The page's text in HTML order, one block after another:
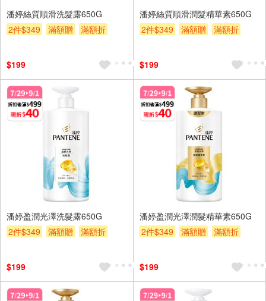
潘婷絲質順滑洗髮露650G
2件$349
滿額贈
滿額折
$199
潘婷絲質順滑潤髮精華素650G
2件$349
滿額贈
滿額折
$199
潘婷盈潤光澤洗髮露650G
2件$349
滿額贈
滿額折
$199
潘婷盈潤光澤潤髮精華素650G
2件$349
滿額贈
滿額折
$199